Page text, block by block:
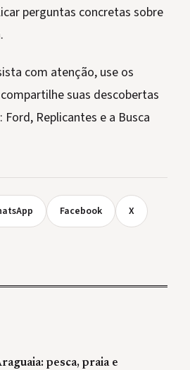
perguntas concretas sobre
com atenção, use os
suas descobertas
Replicantes e a Busca
Facebook X
pesca, praia e